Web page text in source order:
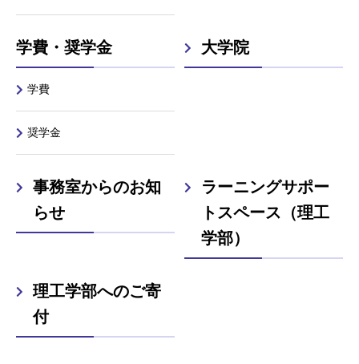
学費・奨学金
学費
奨学金
大学院
事務室からのお知
らせ
ラーニングサポー
トスペース（理工
学部）
理工学部へのご寄
付